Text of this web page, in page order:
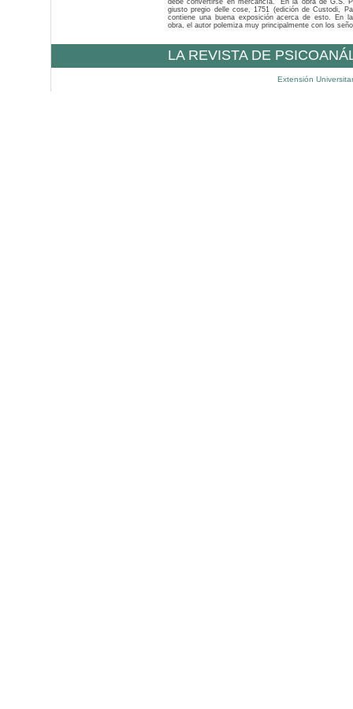
debe convertirse en mercancía.” En la obra de G.S.
giusto pregio delle cose, 1751 (edición de Custodi,
contiene una buena exposición acerca de esto. En
obra, el autor polemiza muy principalmente con los
LA REVISTA DE
Extensión